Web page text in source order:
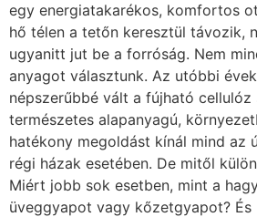
egy energiatakarékos, komfortos
hő télen a tetőn keresztül távozik,
ugyanitt jut be a forróság. Nem
anyagot választunk. Az utóbbi
népszerűbbé vált a fújható cellulóz
természetes alapanyagú,
hatékony megoldást kínál mind az
régi házak esetében. De mitől
Miért jobb sok esetben, mint a
üveggyapot vagy kőzetgyapot? És